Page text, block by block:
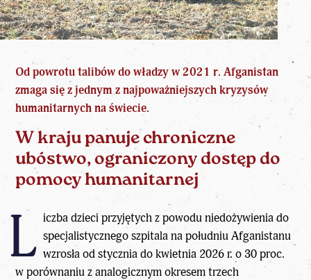
Od powrotu talibów do władzy w 2021 r.Afganistan
zmaga się z jednym z najpoważniejszych kryzysów
humanitarnych na świecie.
W kraju panuje chroniczne
ubóstwo, ograniczony dostęp do
pomocy humanitarnej
L iczba dzieci przyjętych z powodu niedożywienia do
specjalistycznego szpitala na południu Afganistanu
wzrosła od stycznia do kwietnia 2026 r. o 30 proc.
w porównaniu z analogicznym okresem trzech